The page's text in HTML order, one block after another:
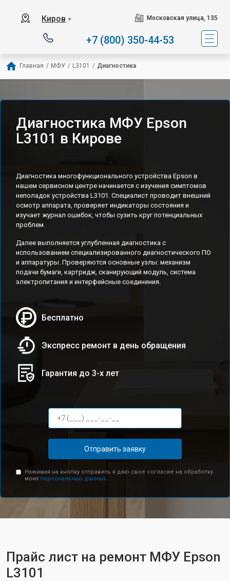
Киров ▼ Московская улица, 135
+7 (800) 350-44-53
Главная / МФУ / L3101 / Диагностика
Диагностика МФУ Epson
L3101 в Кирове
Диагностика многофункционального устройства Epson в
нашем сервисном центре начинается с изучения симптомов
неполадок устройства L3101. Специалист проводит внешний
осмотр аппарата, проверяет индикаторы состояния и
изучает журнал ошибок, чтобы сузить круг потенциальных
проблем.
Далее выполняется углубленная диагностика с
использованием специализированного диагностического ПО
и аппаратуры. Проверяются основные узлы: механизм
подачи бумаги, картридж, сканирующий модуль, система
электропитания и интерфейсные соединения.
Бесплатно
Экспресс ремонт в день обращения
Гарантия до 3-х лет
Отправить заявку
Нажимая на кнопку отправить я даю свое согласие на обработку
моих персональных данных.
Прайс лист на ремонт МФУ Epson
L3101